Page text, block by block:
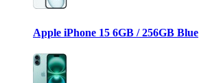
Apple iPhone 15 6GB / 256GB Blue